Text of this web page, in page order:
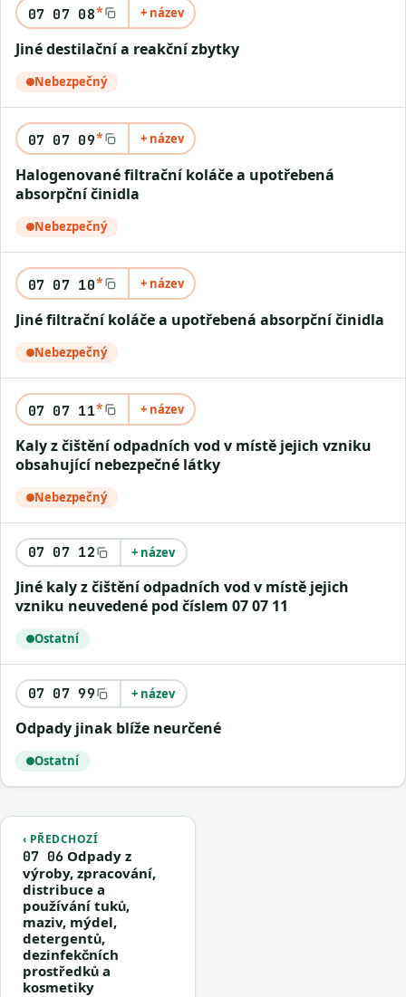
07 07 08* + název
Jiné destilační a reakční zbytky
Nebezpečný
07 07 09* + název
Halogenované filtrační koláče a upotřebená
absorpční činidla
Nebezpečný
07 07 10* + název
Jiné filtrační koláče a upotřebená absorpční činidla
Nebezpečný
07 07 11* + název
Kaly z čištění odpadních vod v místě jejich vzniku
obsahující nebezpečné látky
Nebezpečný
07 07 12 + název
Jiné kaly z čištění odpadních vod v místě jejich
vzniku neuvedené pod číslem 07 07 11
Ostatní
07 07 99 + název
Odpady jinak blíže neurčené
Ostatní
‹ PŘEDCHOZÍ
07 06 Odpady z
výroby, zpracování,
distribuce a
používání tuků,
maziv, mýdel,
detergentů,
dezinfekčních
prostředků a
kosmetiky